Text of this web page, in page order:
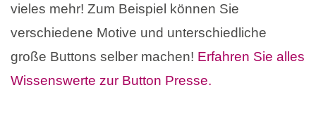
vieles mehr! Zum Beispiel können Sie
verschiedene Motive und unterschiedliche
große Buttons selber machen! Erfahren Sie alles
Wissenswerte zur Button Presse.